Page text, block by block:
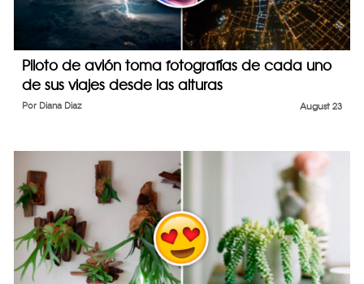
Piloto de avión toma fotografías de cada uno
de sus viajes desde las alturas
August 23
Por Diana Diaz